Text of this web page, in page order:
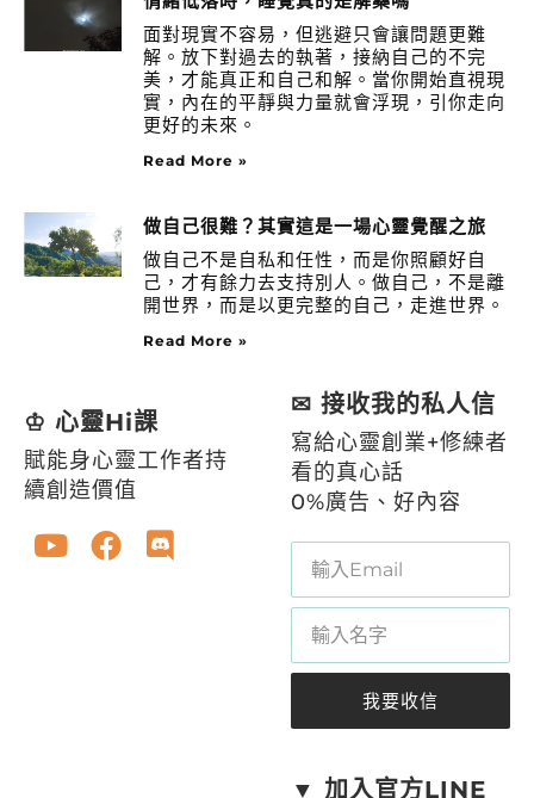
面對現實不容易，但逃避只會讓問題更難
解。放下對過去的執著，接納自己的不完
美，才能真正和自己和解。當你開始直視現
實，內在的平靜與力量就會浮現，引你走向
更好的未來。
Read More »
做自己很難？其實這是一場心靈覺醒之旅
做自己不是自私和任性，而是你照顧好自
己，才有餘力去支持別人。做自己，不是離
開世界，而是以更完整的自己，走進世界。
Read More »
♔ 心靈Hi課
賦能身心靈工作者持
續創造價值
✉ 接收我的私人信
寫給心靈創業+修練者
看的真心話
0%廣告、好內容
我要收信
t▼ 加入官方LINE